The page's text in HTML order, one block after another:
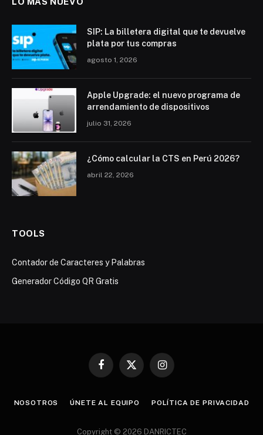
SIP: La billetera digital que te devuelve
plata por tus compras
agosto 1, 2026
Apple Upgrade: el nuevo programa de
arrendamiento de dispositivos
julio 31, 2026
¿Cómo calcular la CTS en Perú 2026?
abril 22, 2026
TOOLS
Contador de Caracteres y Palabras
Generador Código QR Gratis
Facebook
X
Instagram
NOSOTROS ÚNETE AL EQUIPO POLÍTICA DE PRIVACIDAD
Copyright © 2026 DANRICTEC